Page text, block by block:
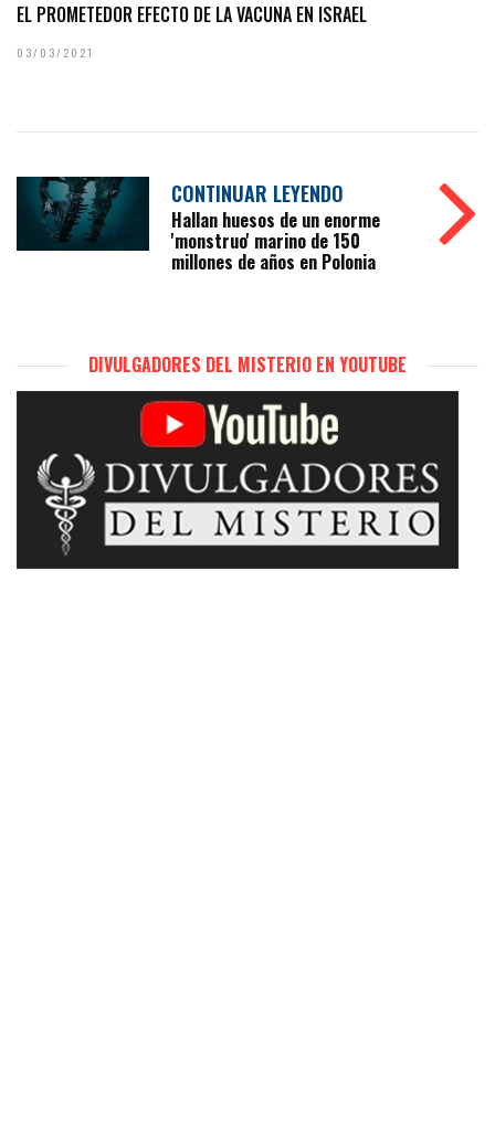
EL PROMETEDOR EFECTO DE LA VACUNA EN ISRAEL
03/03/2021
CONTINUAR LEYENDO
Hallan huesos de un enorme
'monstruo' marino de 150
millones de años en Polonia
DIVULGADORES DEL MISTERIO EN YOUTUBE